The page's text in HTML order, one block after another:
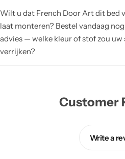
Wilt u dat French Door Art dit bed
laat monteren? Bestel vandaag
advies — welke kleur of stof zou
verrijken?
Customer
Write a